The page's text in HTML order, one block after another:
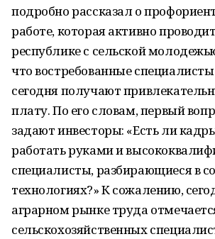
подробно рассказал о
работе, которая активно
республике с сельской
что востребованные
сегодня получают
плату. По его словам, первый
задают инвесторы: «Есть ли
работать руками и
специалисты, разбирающиеся в
технологиях?» К сожалению,
аграрном рынке труда
сельскохозяйственных